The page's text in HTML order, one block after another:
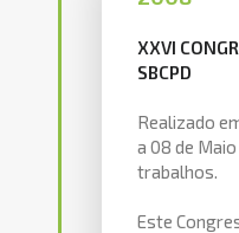
XXVI
SBCPD
Realizado
a 08 de
trabalhos.
Este